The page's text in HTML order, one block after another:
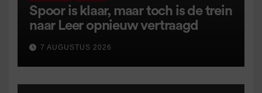
Spoor is klaar, maar toch is de trein
naar Leer opnieuw vertraagd
7 AUGUSTUS 2026